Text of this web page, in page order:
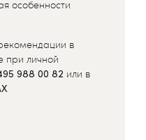
особенности
в
при личной
988 00 82 или в